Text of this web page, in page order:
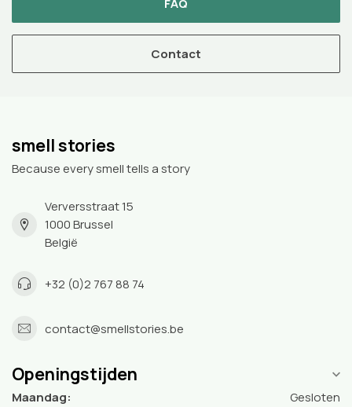
FAQ
Contact
smell stories
Because every smell tells a story
Verversstraat 15
1000 Brussel
België
+32 (0)2 767 88 74
contact@smellstories.be
Openingstijden
Maandag:
Gesloten